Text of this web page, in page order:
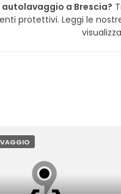
autolavaggio a Brescia?
protettivi. Leggi le